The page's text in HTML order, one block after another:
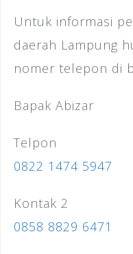
Untuk informasi
daerah Lampung
nomer telepon di
Bapak Abizar
Telpon
0822 1474 5947
Kontak 2
0858 8829 6471